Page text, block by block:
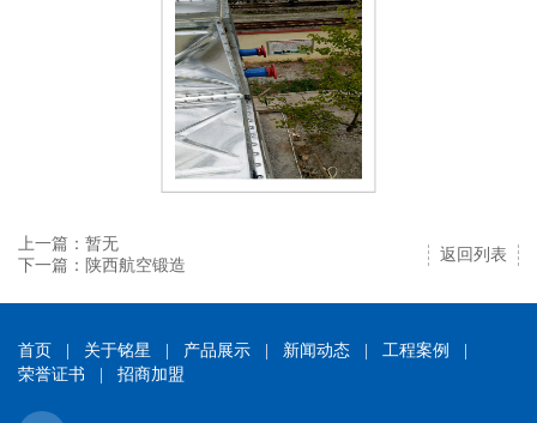
上一篇：暂无
返回列表
下一篇：陕西航空锻造
首页 关于铭星 产品展示 新闻动态 工程案例
荣誉证书
招商加盟